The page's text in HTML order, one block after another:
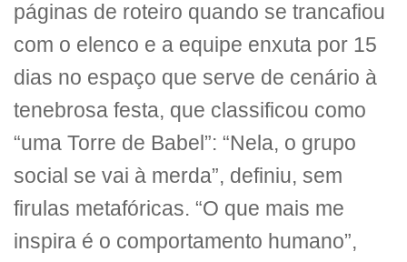
páginas de roteiro quando se trancafiou
com o elenco e a equipe enxuta por 15
dias no espaço que serve de cenário à
tenebrosa festa, que classificou como
“uma Torre de Babel”: “Nela, o grupo
social se vai à merda”, definiu, sem
firulas metafóricas. “O que mais me
inspira é o comportamento humano”,